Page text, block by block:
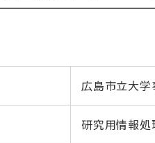
広島市立大
研究用情報